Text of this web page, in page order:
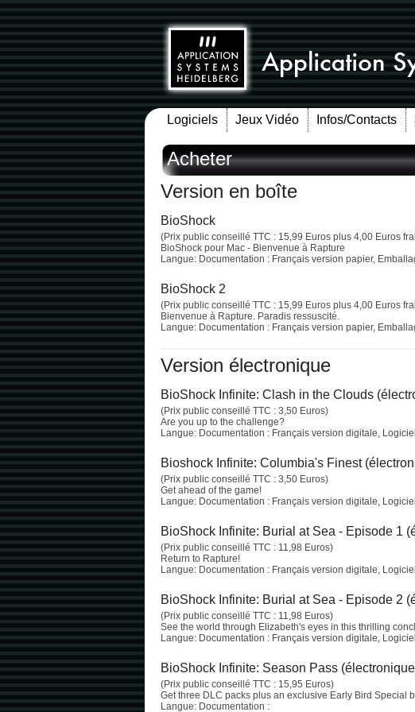
Logiciels Jeux Vidéo Infos/Contacts
Acheter
Version en boîte
BioShock
(Prix public conseillé TTC : 15,99 Euros plus 4,00 Euros
BioShock pour Mac - Bienvenue à Rapture
Langue: Documentation : Français version papier,
BioShock 2
(Prix public conseillé TTC : 15,99 Euros plus 4,00 Euros
Bienvenue à Rapture. Paradis ressuscité.
Langue: Documentation : Français version papier,
Version électronique
BioShock Infinite: Clash in the Clouds
(Prix public conseillé TTC : 3,50 Euros)
Are you up to the challenge?
Langue: Documentation : Français version digitale,
Bioshock Infinite: Columbia's Finest
(Prix public conseillé TTC : 3,50 Euros)
Get ahead of the game!
Langue: Documentation : Français version digitale,
BioShock Infinite: Burial at Sea - Episode 1
(Prix public conseillé TTC : 11,98 Euros)
Return to Rapture!
Langue: Documentation : Français version digitale,
BioShock Infinite: Burial at Sea - Episode 2
(Prix public conseillé TTC : 11,98 Euros)
See the world through Elizabeth's eyes in this thrilling
Langue: Documentation : Français version digitale,
BioShock Infinite: Season Pass
(Prix public conseillé TTC : 15,95 Euros)
Get three DLC packs plus an exclusive Early Bird Special
Langue: Documentation :